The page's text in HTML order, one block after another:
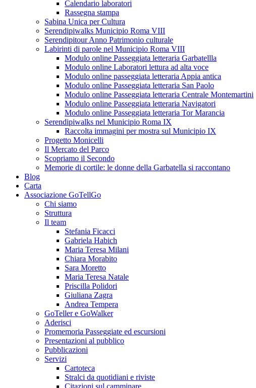
Calendario laboratori
Rassegna stampa
Sabina Unica per Cultura
Serendipiwalks Municipio Roma VIII
Serendipitour Anno Patrimonio culturale
Labirinti di parole nel Municipio Roma VIII
Modulo online Passeggiata letteraria Garbatellla
Modulo online Laboratori lettura ad alta voce
Modulo online passeggiata letteraria Appia antica
Modulo online Passeggiata letteraria San Paolo
Modulo online Passeggiata letteraria Centrale Montemartini
Modulo online Passeggiata letteraria Navigatori
Modulo online Passeggiata letteraria Tor Marancia
Serendipiwalks nel Municipio Roma IX
Raccolta immagini per mostra sul Municipio IX
Progetto Monicelli
Il Mercato del Parco
Scopriamo il Secondo
Memorie di cortile: le donne della Garbatella si raccontano
Blog
Carta
Associazione GoTellGo
Chi siamo
Struttura
Il team
Stefania Ficacci
Gabriela Habich
Maria Teresa Milani
Chiara Morabito
Sara Moretto
Maria Teresa Natale
Priscilla Polidori
Giuliana Zagra
Andrea Tempera
GoTeller e GoWalker
Aderisci
Promemoria Passeggiate ed escursioni
Presentazioni al pubblico
Pubblicazioni
Servizi
Cartoteca
Stralci da quotidiani e riviste
Citazioni sul camminare